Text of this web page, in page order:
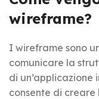
wireframe?
I wireframe sono
comunicare la
di un’applicazione
consente di